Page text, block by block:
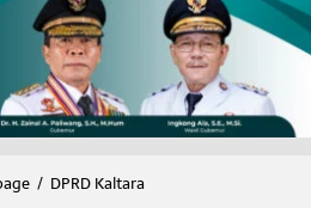
/ DPRD Kaltara